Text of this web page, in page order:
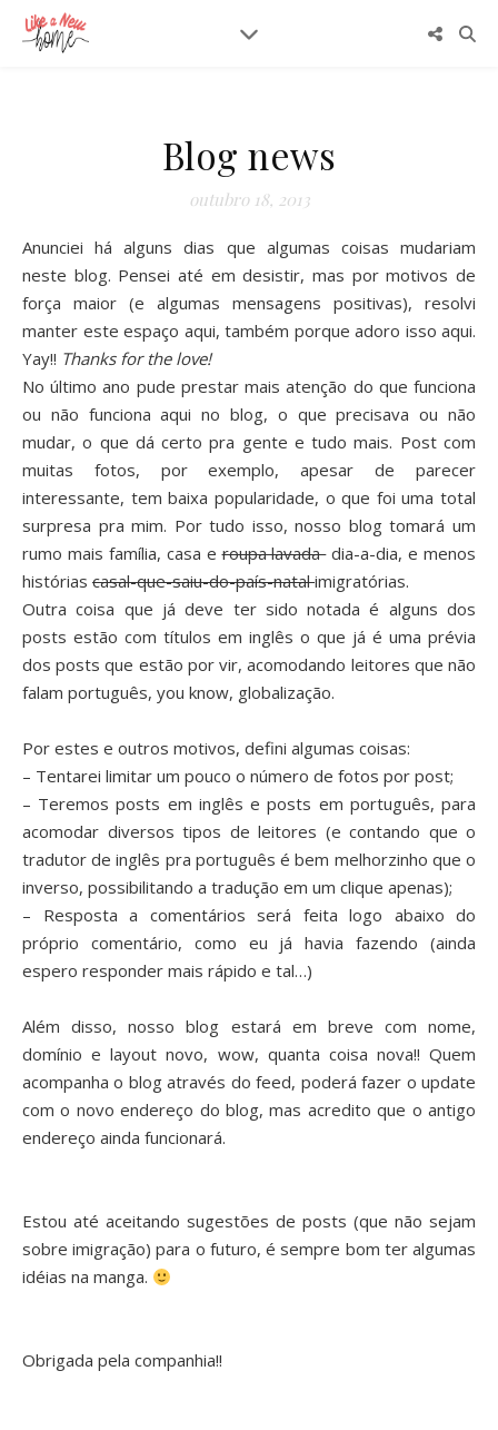
Blog news
outubro 18, 2013
Anunciei há alguns dias que algumas coisas mudariam
neste blog. Pensei até em desistir, mas por motivos de
força maior (e algumas mensagens positivas), resolvi
manter este espaço aqui, também porque adoro isso aqui.
Yay!! Thanks for the love!
No último ano pude prestar mais atenção do que funciona
ou não funciona aqui no blog, o que precisava ou não
mudar, o que dá certo pra gente e tudo mais. Post com
muitas fotos, por exemplo, apesar de parecer
interessante, tem baixa popularidade, o que foi uma total
surpresa pra mim. Por tudo isso, nosso blog tomará um
rumo mais família, casa eroupa lavadadia-a-dia, e menos
histórias casal-que-saiu-do-país-natalimigratórias.
Outra coisa que já deve ter sido notada é alguns dos
posts estão com títulos em inglês o que já é uma prévia
dos posts que estão por vir, acomodando leitores que não
falam português, you know, globalização.
Por estes e outros motivos, defini algumas coisas:
– Tentarei limitar um pouco o número de fotos por post;
– Teremos posts em inglês e posts em português, para
acomodar diversos tipos de leitores (e contando que o
tradutor de inglês pra português é bem melhorzinho que o
inverso, possibilitando a tradução em um clique apenas);
– Resposta a comentários será feita logo abaixo do
próprio comentário, como eu já havia fazendo (ainda
espero responder mais rápido e tal…)
Além disso, nosso blog estará em breve com nome,
domínio e layout novo, wow, quanta coisa nova!! Quem
acompanha o blog através do feed, poderá fazer o update
com o novo endereço do blog, mas acredito que o antigo
endereço ainda funcionará.
Estou até aceitando sugestões de posts (que não sejam
sobre imigração) para o futuro, é sempre bom ter algumas
idéias na manga.
Obrigada pela companhia!!